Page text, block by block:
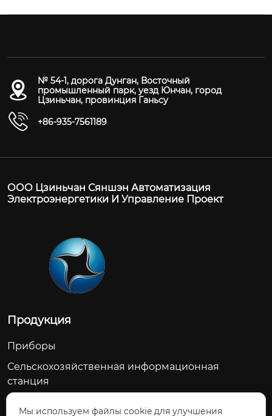
№ 54-1, дорога Дунган, Восточный
промышленный парк, уезд Юнчан, город
Цзиньчан, провинция Ганьсу
+86-935-7561189
ООО Цзиньчан Сяншэн Автоматизация
Электроэнергетики И Управление Проект
Продукция
Приборы
Сельскохозяйственная информационная
станция
Мы используем файлы cookie для улучшения